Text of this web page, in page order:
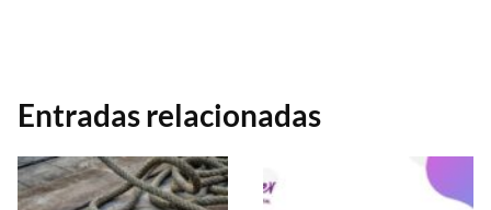
Entradas relacionadas